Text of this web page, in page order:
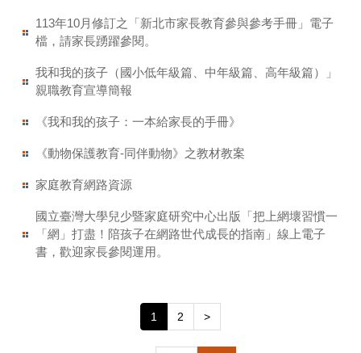
113年10月修訂之「新北市家長教育參與參考手冊」電子
檔，請家長踴躍參閱。
我和我的孩子（國小低年級篇、中年級篇、高年級篇）」
親職教育宣導簡報
《我和我的孩子：一本給家長的手冊》
《動物保護教育-同伴動物》之教材教案
家庭教育網路資源
國立臺灣大學兒少暨家庭研究中心出版「把上網壞習慣一
「網」打盡！陪孩子在網路世代成長的指南」線上電子
書，歡迎家長參閱運用。
1 2 >